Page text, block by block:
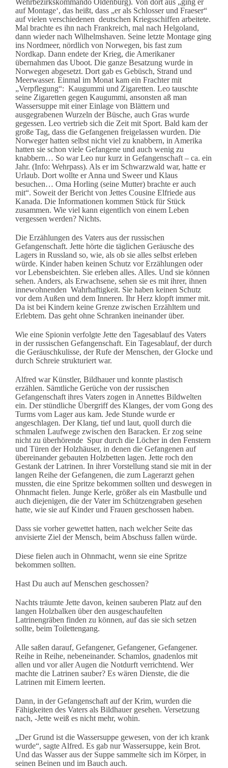
Wehrbezirkskommando Oldenburg). Von dort aus „ging er
auf Montage‘, das heißt, dass „er als Schlosser und Fraeser“
auf vielen verschiedenen deutschen Kriegsschiffen arbeitete.
Mal brachte es ihn nach Frankreich, mal nach Helgoland,
dann wieder nach Wilhelmshaven. Seine letzte Montage ging
ins Nordmeer, nördlich von Norwegen, bis fast zum
Nordkap. Dann endete der Krieg, die Amerikaner
übernahmen das Uboot. Die ganze Besatzung wurde in
Norwegen abgesetzt. Dort gab es Gebüsch, Strand und
Meerwasser. Einmal im Monat kam ein Frachter mit
„Verpflegung“: Kaugummi und Zigaretten. Leo tauschte
seine Zigaretten gegen Kaugummi, ansonsten aß man
Wassersuppe mit einer Einlage von Blättern und
ausgegrabenen Wurzeln der Büsche, auch Gras wurde
gegessen. Leo vertrieb sich die Zeit mit Sport. Bald kam der
große Tag, dass die Gefangenen freigelassen wurden. Die
Norweger hatten selbst nicht viel zu knabbern, in Amerika
hatten sie schon viele Gefangene und auch wenig zu
knabbern… So war Leo nur kurz in Gefangenschaft – ca. ein
Jahr. (Info: Wehrpass). Als er im Schwarzwald war, hatte er
Urlaub. Dort wollte er Anna und Sweer und Klaus
besuchen… Oma Horling (seine Mutter) brachte er auch
mit“. Soweit der Bericht von Jettes Cousine Elfriede aus
Kanada. Die Informationen kommen Stück für Stück
zusammen. Wie viel kann eigentlich von einem Leben
vergessen werden? Nichts.
Die Erzählungen des Vaters aus der russischen
Gefangenschaft. Jette hörte die täglichen Geräusche des
Lagers in Russland so, wie, als ob sie alles selbst erleben
würde. Kinder haben keinen Schutz vor Erzählungen oder
vor Lebensbeichten. Sie erleben alles. Alles. Und sie können
sehen. Anders, als Erwachsene, sehen sie es mit ihrer, ihnen
innewohnenden Wahrhaftigkeit. Sie haben keinen Schutz
vor dem Außen und dem Inneren. Ihr Herz klopft immer mit.
Da ist bei Kindern keine Grenze zwischen Erzähltem und
Erlebtem. Das geht ohne Schranken ineinander über.
Wie eine Spionin verfolgte Jette den Tagesablauf des Vaters
in der russischen Gefangenschaft. Ein Tagesablauf, der durch
die Geräuschkulisse, der Rufe der Menschen, der Glocke und
durch Schreie strukturiert war.
Alfred war Künstler, Bildhauer und konnte plastisch
erzählen. Sämtliche Gerüche von der russischen
Gefangenschaft ihres Vaters zogen in Annettes Bildwelten
ein. Der stündliche Übergriff des Klanges, der vom Gong des
Turms vom Lager aus kam. Jede Stunde wurde er
angeschlagen. Der Klang, tief und laut, quoll durch die
schmalen Laufwege zwischen den Baracken. Er zog seine
nicht zu überhörende Spur durch die Löcher in den Fenstern
und Türen der Holzhäuser, in denen die Gefangenen auf
übereinander gebauten Holzbetten lagen. Jette roch den
Gestank der Latrinen. In ihrer Vorstellung stand sie mit in der
langen Reihe der Gefangenen, die zum Lagerarzt gehen
mussten, die eine Spritze bekommen sollten und deswegen in
Ohnmacht fielen. Junge Kerle, größer als ein Mastbulle und
auch diejenigen, die der Vater im Schützengraben gesehen
hatte, wie sie auf Kinder und Frauen geschossen haben.
Dass sie vorher gewettet hatten, nach welcher Seite das
anvisierte Ziel der Mensch, beim Abschuss fallen würde.
Diese fielen auch in Ohnmacht, wenn sie eine Spritze
bekommen sollten.
Hast Du auch auf Menschen geschossen?
Nachts träumte Jette davon, keinen sauberen Platz auf den
langen Holzbalken über den ausgeschaufelten
Latrinengräben finden zu können, auf das sie sich setzen
sollte, beim Toilettengang.
Alle saßen darauf, Gefangener, Gefangener, Gefangener.
Reihe in Reihe, nebeneinander. Schamlos, gnadenlos mit
allen und vor aller Augen die Notdurft verrichtend. Wer
machte die Latrinen sauber? Es wären Dienste, die die
Latrinen mit Eimern leerten.
Dann, in der Gefangenschaft auf der Krim, wurden die
Fähigkeiten des Vaters als Bildhauer gesehen. Versetzung
nach, -Jette weiß es nicht mehr, wohin.
„Der Grund ist die Wassersuppe gewesen, von der ich krank
wurde“, sagte Alfred. Es gab nur Wassersuppe, kein Brot.
Und das Wasser aus der Suppe sammelte sich im Körper, in
seinen Beinen und im Bauch auch.